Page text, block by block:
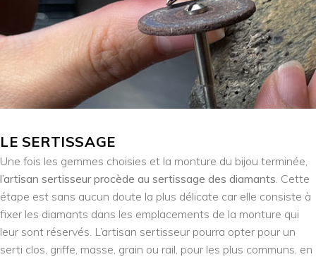
LE SERTISSAGE
Une fois les gemmes choisies et la monture du bijou terminée,
l’artisan sertisseur procède au sertissage des diamants . Cette
étape est sans aucun doute la plus délicate car elle consiste à
fixer les diamants dans les emplacements de la monture qui
leur sont réservés. L’artisan sertisseur pourra opter pour un
serti clos, griffe, masse, grain ou rail, pour les plus communs, en